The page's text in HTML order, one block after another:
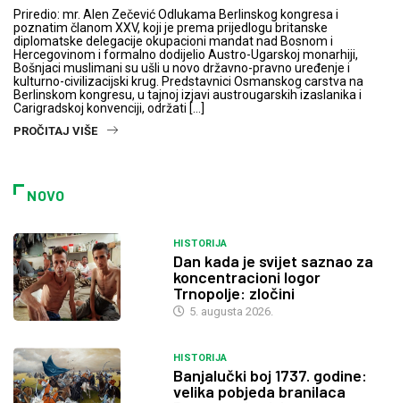
Priredio: mr. Alen Zečević Odlukama Berlinskog kongresa i
poznatim članom XXV, koji je prema prijedlogu britanske
diplomatske delegacije okupacioni mandat nad Bosnom i
Hercegovinom i formalno dodijelio Austro-Ugarskoj monarhiji,
Bošnjaci muslimani su ušli u novo državno-pravno uređenje i
kulturno-civilizacijski krug. Predstavnici Osmanskog carstva na
Berlinskom kongresu, u tajnoj izjavi austrougarskih izaslanika i
Carigradskoj konvenciji, održati […]
PROČITAJ VIŠE
NOVO
HISTORIJA
Dan kada je svijet saznao za
koncentracioni logor
Trnopolje: zločini
5. augusta 2026.
HISTORIJA
Banjalučki boj 1737. godine:
velika pobjeda branilaca